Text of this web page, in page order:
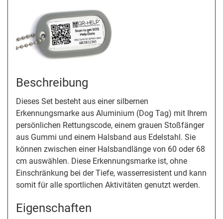
Beschreibung
Dieses Set besteht aus einer silbernen
Erkennungsmarke aus Aluminium (Dog Tag) mit Ihrem
persönlichen Rettungscode, einem grauen Stoßfänger
aus Gummi und einem Halsband aus Edelstahl. Sie
können zwischen einer Halsbandlänge von 60 oder 68
cm auswählen. Diese Erkennungsmarke ist, ohne
Einschränkung bei der Tiefe, wasserresistent und kann
somit für alle sportlichen Aktivitäten genutzt werden.
Eigenschaften